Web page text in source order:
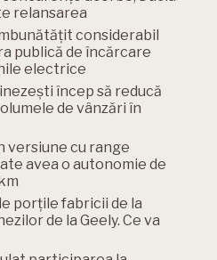
relansarea
considerabil
publică de încărcare
electrice
încep să reducă
de vânzări în
versiune cu range
avea o autonomie de
porțile fabricii de la
de la Geely. Ce va